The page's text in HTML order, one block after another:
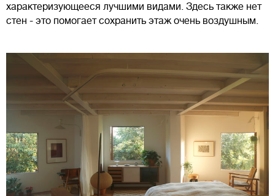
характеризующееся лучшими видами. Здесь также нет
стен - это помогает сохранить этаж очень воздушным.